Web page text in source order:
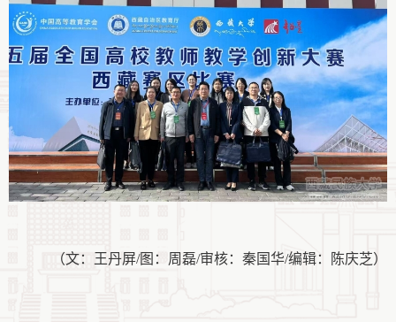
（文：王丹屏/图：周磊/审核：秦国华/编辑：陈庆芝）